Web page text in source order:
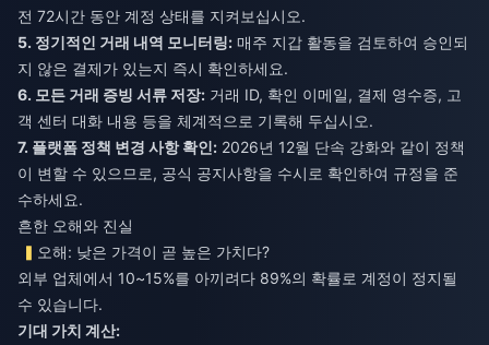
전 72시간 동안 계정 상태를 지켜보십시오.
5. 정기적인 거래 내역 모니터링: 매주 지갑 활동을 검토하여 승인되
지 않은 결제가 있는지 즉시 확인하세요.
6. 모든 거래 증빙 서류 저장: 거래 ID, 확인 이메일, 결제 영수증, 고
객 센터 대화 내용 등을 체계적으로 기록해 두십시오.
7. 플랫폼 정책 변경 사항 확인: 2026년 12월 단속 강화와 같이 정책
이 변할 수 있으므로, 공식 공지사항을 수시로 확인하여 규정을 준
수하세요.
흔한 오해와 진실
오해: 낮은 가격이 곧 높은 가치다?
외부 업체에서 10~15%를 아끼려다 89%의 확률로 계정이 정지될
수 있습니다.
기대 가치 계산: